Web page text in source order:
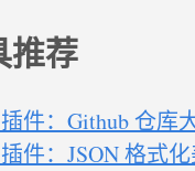
推荐
件：Github 仓库
件：JSON 格式